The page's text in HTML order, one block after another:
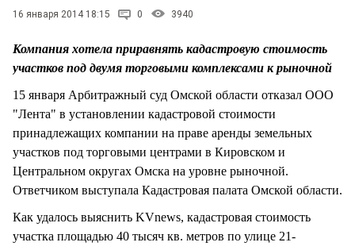
СТИЛЬ ЖИЗНИ
16 января 2014 18:15 0 3940
Компания хотела приравнять кадастровую стоимость
участков под двумя торговыми комплексами к рыночной
15 января Арбитражный суд Омской области отказал ООО
"Лента" в установлении кадастровой стоимости
принадлежащих компании на праве аренды земельных
участков под торговыми центрами в Кировском и
Центральном округах Омска на уровне рыночной.
Ответчиком выступала Кадастровая палата Омской области.
Как удалось выяснить KVnews, кадастровая стоимость
участка площадью 40 тысяч кв. метров по улице 21-